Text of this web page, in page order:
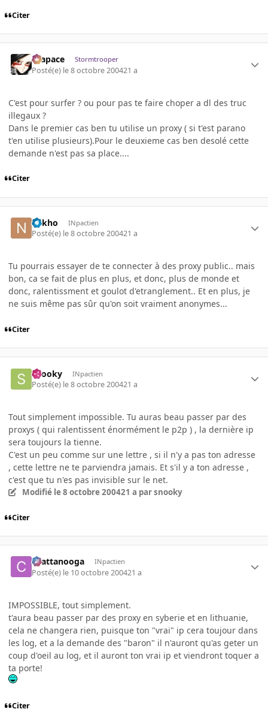
Citer
Krapace Stormtrooper
Posté(e) le 8 octobre 200421 a
C'est pour surfer ? ou pour pas te faire choper a dl des truc
illegaux ?
Dans le premier cas ben tu utilise un proxy ( si t'est parano
t'en utilise plusieurs).Pour le deuxieme cas ben desolé cette
demande n'est pas sa place....
Citer
nykho INpactien
Posté(e) le 8 octobre 200421 a
Tu pourrais essayer de te connecter à des proxy public.. mais
bon, ca se fait de plus en plus, et donc, plus de monde et
donc, ralentissment et goulot d'etranglement.. Et en plus, je
ne suis même pas sûr qu'on soit vraiment anonymes...
Citer
snooky INpactien
Posté(e) le 8 octobre 200421 a
Tout simplement impossible. Tu auras beau passer par des
proxys ( qui ralentissent énormément le p2p ) , la dernière ip
sera toujours la tienne.
C'est un peu comme sur une lettre , si il n'y a pas ton adresse
, cette lettre ne te parviendra jamais. Et s'il y a ton adresse ,
c'est que tu n'es pas invisible sur le net.
Modifié le 8 octobre 200421 a par snooky
Citer
chattanooga INpactien
Posté(e) le 10 octobre 200421 a
IMPOSSIBLE, tout simplement.
t'aura beau passer par des proxy en syberie et en lithuanie,
cela ne changera rien, puisque ton "vrai" ip cera toujour dans
les log, et a la demande des "baron" il n'auront qu'as geter un
coup d'oeil au log, et il auront ton vrai ip et viendront toquer a
ta porte!
Citer